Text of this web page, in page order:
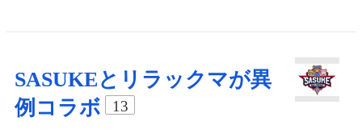
SASUKEとリラックマが異
例コラボ
13